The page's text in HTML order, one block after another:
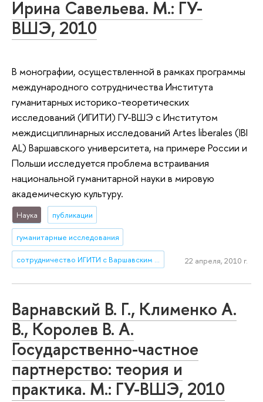
Ирина Савельева. М.: ГУ-
ВШЭ, 2010
В монографии, осуществленной в рамках программы
международного сотрудничества Института
гуманитарных историко-теоретических
исследований (ИГИТИ) ГУ-ВШЭ с Институтом
междисциплинарных исследований Artes liberales (IBI
AL) Варшавского университета, на примере России и
Польши исследуется проблема встраивания
национальной гуманитарной науки в мировую
академическую культуру.
Наука публикации
гуманитарные исследования
сотрудничество ИГИТИ с Варшавским университетом 22 апреля, 2010 г.
Варнавский В. Г., Клименко А.
В., Королев В. А.
Государственно-частное
партнерство: теория и
практика. М.: ГУ-ВШЭ, 2010